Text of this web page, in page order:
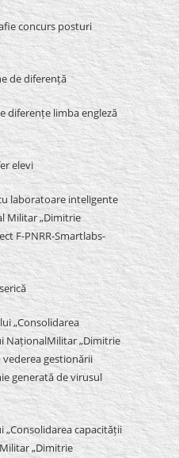
concurs posturi
de diferență
diferențe limba engleză
elevi
laboratoare inteligente
Militar „Dimitrie
F-PNRR-Smartlabs-
„Consolidarea
NaționalMilitar „Dimitrie
vederea gestionării
generată de virusul
„Consolidarea capacității
„Dimitrie